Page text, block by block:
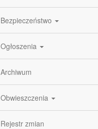
Bezpieczeństwo
Ogłoszenia
Archiwum
Obwieszczenia
Rejestr zmian